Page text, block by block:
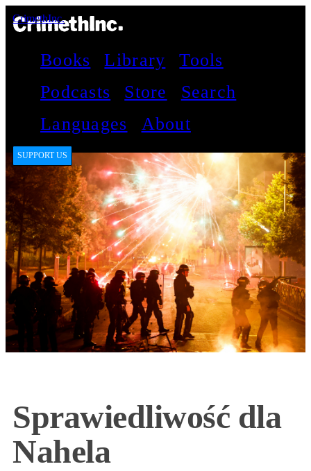
CrimethInc.
Books Library
Tools
Podcasts
Store
Search
Languages
About
SUPPORT US
Sprawiedliwość dla
Nahela